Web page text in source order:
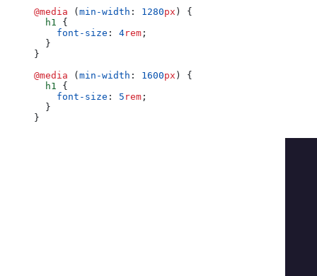
@media (min-width : 1280px ) {
  h1
{
    font-size
: 4rem ;
  }
}
@media (min-width : 1600px ) {
  h1
{
    font-size
: 5 rem ;
  }
}